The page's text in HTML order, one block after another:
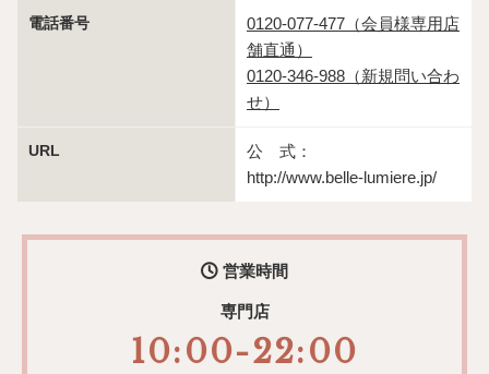
電話番号
0120-077-477（会員様専用店
舗直通）
0120-346-988（新規問い合わ
せ）
URL
公 式：
http://www.belle-lumiere.jp/
営業時間
専門店
10:00-22:00